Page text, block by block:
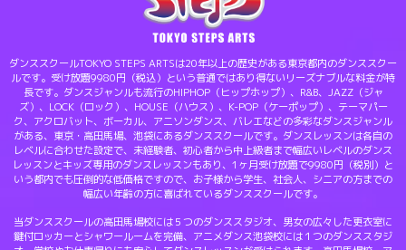
ダンススクールTOKYO STEPS ARTSは20年以上の歴史がある東京都内のダンススクー
ルです。受け放題9980円（税込）という普通ではあり得ないリーズナブルな料金が特
長です。ダンスジャンルも流行のHIPHOP（ヒップホップ）、R&B、JAZZ（ジャ
ズ）、LOCK（ロック）、HOUSE（ハウス）、K-POP（ケーポップ）、テーマパー
ク、アクロバット、ボーカル、アニソンダンス、バレエなどの多彩なダンスジャンル
がある、東京・高田馬場、池袋にあるダンススクールです。ダンスレッスンは各自の
レベルに合わせた設定で、未経験者、初心者から中上級者まで幅広いレベルのダンス
レッスンとキッズ専用のダンスレッスンもあり、1ヶ月受け放題で9980円（税別）と
いう都内でも圧倒的な低価格ですので、お子様から学生、社会人、シニアの方までの
幅広い年齢の方に喜ばれているダンススクールです。
当ダンススクールの高田馬場校には５つのダンススタジオ、男女の広々した更衣室に
鍵付ロッカーとシャワールームを完備、アニメダンス池袋校には１つのダンススタジ